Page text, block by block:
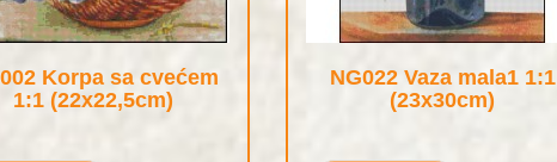
Korpa sa cvećem
1:1 (22x22,5cm)
NG022 Vaza mala1 1:1
(23x30cm)